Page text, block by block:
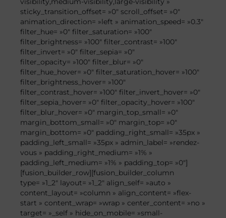
sticky_transition_offset= »0″ scroll_offset= »0″
animation_direction= »left » animation_speed= »0.3″
filter_hue= »0″ filter_saturation= »100″
filter_brightness= »100″ filter_contrast= »100″
filter_invert= »0″ filter_sepia= »0″
filter_opacity= »100″ filter_blur= »0″
filter_hue_hover= »0″ filter_saturation_hover= »100″
filter_brightness_hover= »100″
filter_contrast_hover= »100″ filter_invert_hover= »0″
filter_sepia_hover= »0″ filter_opacity_hover= »100″
filter_blur_hover= »0″ margin_top_small= »0″
margin_bottom_small= »0″ margin_top= »0″
margin_bottom= »0″ padding_right_small= »35px »
padding_left_small= »35px » admin_label= »rendez-
vous » padding_right_medium= »1% »
padding_left_medium= »1% » padding_top= »0″]
[fusion_builder_row][fusion_builder_column
type= »1_2″ layout= »1_2″ align_self= »auto »
content_layout= »column » align_content= »flex-
start » content_wrap= »wrap » center_content= »no »
target= »_self » hide_on_mobile= »small-